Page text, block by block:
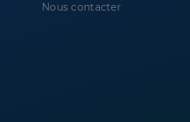
Nous contacter